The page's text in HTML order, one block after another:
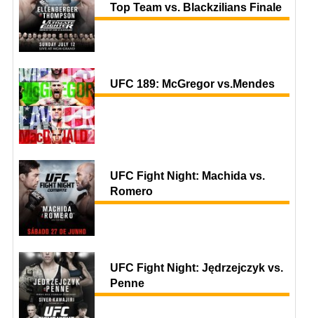
Top Team vs. Blackzilians Finale
UFC 189: McGregor vs.Mendes
UFC Fight Night: Machida vs.
Romero
UFC Fight Night: Jędrzejczyk vs.
Penne